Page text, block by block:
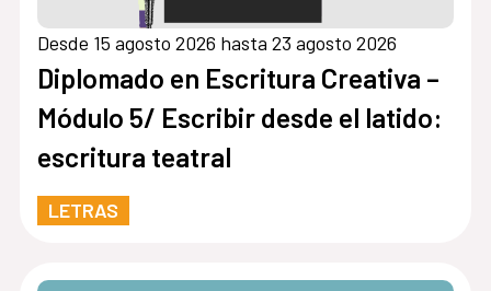
Desde 15 agosto 2026 hasta 23 agosto 2026
Diplomado en Escritura Creativa –
Módulo 5/ Escribir desde el latido:
escritura teatral
LETRAS